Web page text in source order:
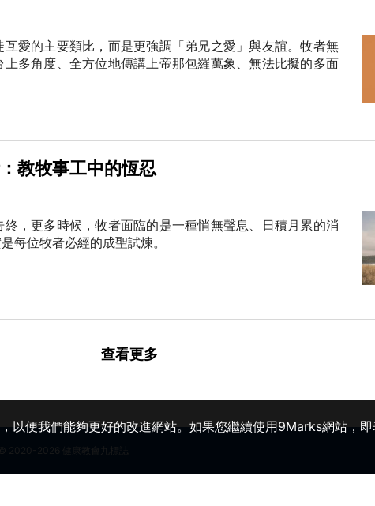
愛的主要類比，而是更強調「弟兄之愛」與友誼。牧者無
多角度、全方位地傳講上帝那包羅萬象、無法比擬的多面
教牧事工中的恆忍
，更多時候，牧者面臨的是一種悄無聲息、日積月累的消
每位牧者必經的成聖試煉。
查看更多
© 2020-2026 健康教會九標誌
以便我們能夠更好的改進網站。如果您繼續使用9Marks網站，